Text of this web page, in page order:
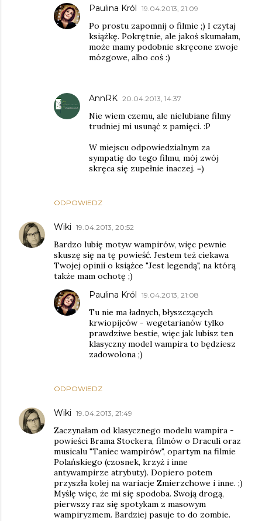
ODPOWIEDZ
Paulina Król 19.04.2013, 21:09
Po prostu zapomnij o filmie ;) I czytaj
książkę. Pokrętnie, ale jakoś skumałam,
może mamy podobnie skręcone zwoje
mózgowe, albo coś :)
AnnRK 20.04.2013, 14:37
Nie wiem czemu, ale nielubiane filmy
trudniej mi usunąć z pamięci. :P
W miejscu odpowiedzialnym za
sympatię do tego filmu, mój zwój
skręca się zupełnie inaczej. =)
Wiki 19.04.2013, 20:52
Bardzo lubię motyw wampirów, więc pewnie
skuszę się na tę powieść. Jestem też ciekawa
Twojej opinii o książce "Jest legendą", na którą
także mam ochotę ;)
ODPOWIEDZ
Paulina Król 19.04.2013, 21:08
Tu nie ma ładnych, błyszczących
krwiopijców - wegetarianów tylko
prawdziwe bestie, więc jak lubisz ten
klasyczny model wampira to będziesz
zadowolona ;)
Wiki 19.04.2013, 21:49
Zaczynałam od klasycznego modelu wampira -
powieści Brama Stockera, filmów o Draculi oraz
musicalu "Taniec wampirów", opartym na filmie
Polańskiego (czosnek, krzyż i inne
antywampirze atrybuty). Dopiero potem
przyszła kolej na wariacje Zmierzchowe i inne. ;)
Myślę więc, że mi się spodoba. Swoją drogą,
pierwszy raz się spotykam z masowym
wampiryzmem. Bardziej pasuje to do zombie.